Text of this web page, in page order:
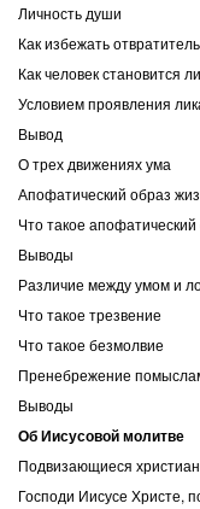
Личность души
Как избежать
Как человек становится
Условием проявления
Вывод
О трех движениях ума
Апофатический образ
Что такое
Выводы
Различие между умом и
Что такое трезвение
Что такое безмолвие
Пренебрежение
Выводы
Об Иисусовой молитве
Подвизающиеся
Господи Иисусе Христе,